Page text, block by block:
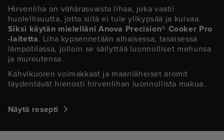
Hirvenliha on vähärasvaista lihaa, joka vaatii
huolellisuutta, jotta siitä ei tule ylikypsää ja kuivaa.
Siksi käytän mielelläni Anova Precision® Cooker Pro
-laitetta. Liha kypsennetään alhaisessa, tasaisessa
lämpötilassa, jolloin se säilyttää luonnolliset mehunsa
ja mureutensa.
Kahvikuoren voimakkaat ja maanläheiset aromit
täydentävät hienosti hirvenlihan luonnollista makua.
Näytä resepti